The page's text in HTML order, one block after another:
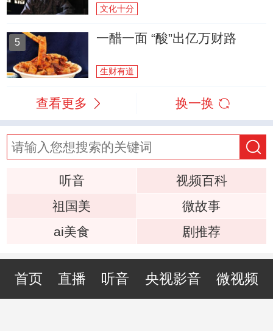
文化十分
5 一醋一面 “酸”出亿万财路
生财有道
查看更多 换一换
听音
视频百科
祖国美
微故事
ai美食
剧推荐
首页 直播 听音 央视影音 微视频